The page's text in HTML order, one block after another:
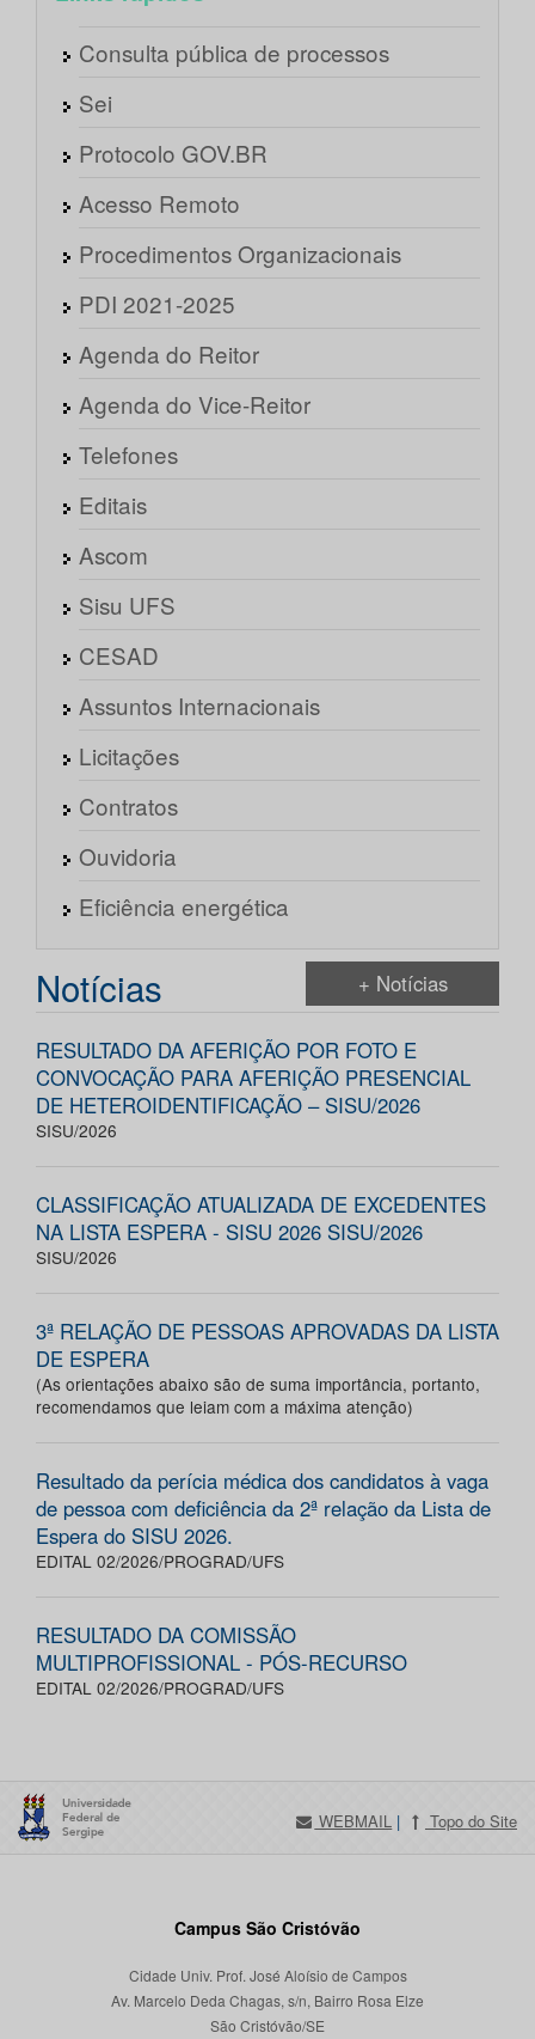
Consulta pública de processos
Sei
Protocolo GOV.BR
Acesso Remoto
Procedimentos Organizacionais
PDI 2021-2025
Agenda do Reitor
Agenda do Vice-Reitor
Telefones
Editais
Ascom
Sisu UFS
CESAD
Assuntos Internacionais
Licitações
Contratos
Ouvidoria
Eficiência energética
Notícias + Notícias
RESULTADO DA AFERIÇÃO POR FOTO E
CONVOCAÇÃO PARA AFERIÇÃO PRESENCIAL
DE HETEROIDENTIFICAÇÃO – SISU/2026
SISU/2026
CLASSIFICAÇÃO ATUALIZADA DE EXCEDENTES
NA LISTA ESPERA - SISU 2026 SISU/2026
SISU/2026
3ª RELAÇÃO DE PESSOAS APROVADAS DA LISTA
DE ESPERA
(As orientações abaixo são de suma importância, portanto,
recomendamos que leiam com a máxima atenção)
Resultado da perícia médica dos candidatos à vaga
de pessoa com deficiência da 2ª relação da Lista de
Espera do SISU 2026.
EDITAL 02/2026/PROGRAD/UFS
RESULTADO DA COMISSÃO
MULTIPROFISSIONAL - PÓS-RECURSO
EDITAL 02/2026/PROGRAD/UFS
WEBMAIL | Topo do Site
Campus São Cristóvão
Cidade Univ. Prof. José Aloísio de Campos
Av. Marcelo Deda Chagas, s/n, Bairro Rosa Elze
São Cristóvão/SE